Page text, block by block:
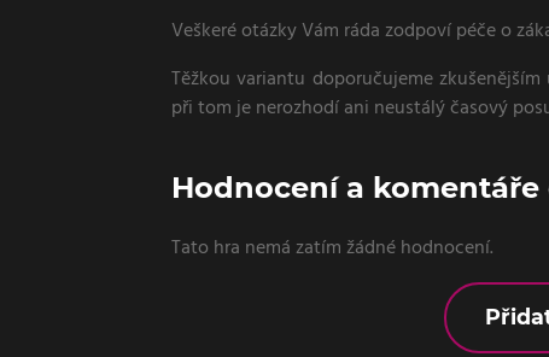
Veškeré otázky Vám ráda zodpoví péče o
Těžkou variantu doporučujeme
při tom je nerozhodí ani neustálý časový
Hodnocení a komentáře
Tato hra nemá zatím žádné hodnocení.